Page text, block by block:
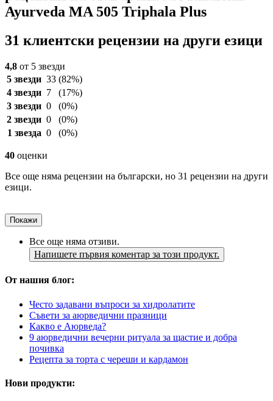
Ayurveda MA 505 Triphala Plus
31 клиентски рецензии на други езици
4,8 от 5 звезди
5 звезди 33 (82%)
4 звезди 7
(17%)
3 звезди 0
(0%)
2 звезди 0
(0%)
1 звезда 0 (0%)
40 оценки
Все още няма рецензии на български, но 31 рецензии на други
езици.
Покажи
Все още няма отзиви.
Напишете първия коментар за този продукт.
От нашия блог:
Често задавани въпроси за хидролатите
Съвети за аюрведични празници
Какво е Аюрведа?
9 аюрведични вечерни ритуала за щастие и добра
почивка
Рецепта за торта с череши и кардамон
Нови продукти: